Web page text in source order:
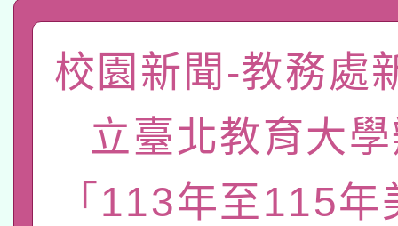
一案。
答一案
人員健康講座「吃得安
心」，鼓勵退休同仁踴
案。
本校115學年度第2次
招)
適應運動共學行動站研
本館辦理115年度閱讀
暨閱讀推動專業研習
科技賦能─人工智慧
校園新聞-教務處
立臺北教育大
「113年至115年